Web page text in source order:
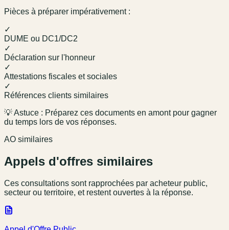
Pièces à préparer impérativement :
✓
DUME ou DC1/DC2
✓
Déclaration sur l'honneur
✓
Attestations fiscales et sociales
✓
Références clients similaires
💡 Astuce : Préparez ces documents en amont pour gagner
du temps lors de vos réponses.
AO similaires
Appels d'offres similaires
Ces consultations sont rapprochées par acheteur public,
secteur ou territoire, et restent ouvertes à la réponse.